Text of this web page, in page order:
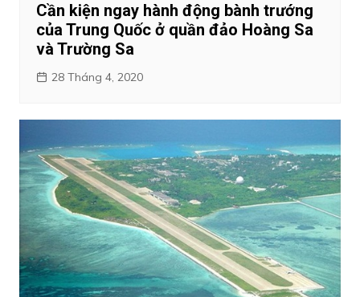
Cần kiện ngay hành động bành trướng
của Trung Quốc ở quần đảo Hoàng Sa
và Trường Sa
28 Tháng 4, 2020